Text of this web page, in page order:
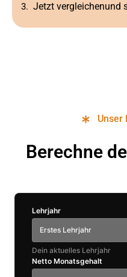
Jetzt vergleichenund
Unser
Berechne
Lehrjahr
Erstes Lehrjahr
Dein aktuelles Lehrjahr
Netto Monatsgehalt